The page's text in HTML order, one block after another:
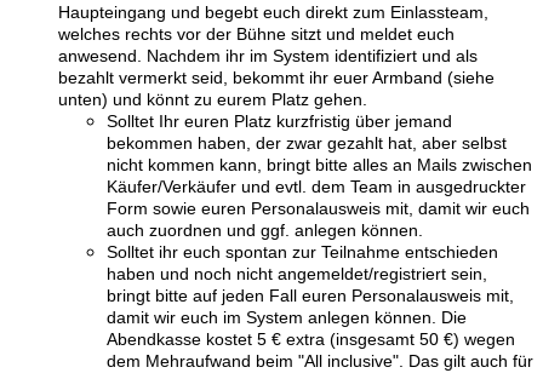
Haupteingang und begebt euch direkt zum Einlassteam,
welches rechts vor der Bühne sitzt und meldet euch
anwesend. Nachdem ihr im System identifiziert und als
bezahlt vermerkt seid, bekommt ihr euer Armband (siehe
unten) und könnt zu eurem Platz gehen.
Solltet Ihr euren Platz kurzfristig über jemand
bekommen haben, der zwar gezahlt hat, aber selbst
nicht kommen kann, bringt bitte alles an Mails zwischen
Käufer/Verkäufer und evtl. dem Team in ausgedruckter
Form sowie euren Personalausweis mit, damit wir euch
auch zuordnen und ggf. anlegen können.
Solltet ihr euch spontan zur Teilnahme entschieden
haben und noch nicht angemeldet/registriert sein,
bringt bitte auf jeden Fall euren Personalausweis mit,
damit wir euch im System anlegen können. Die
Abendkasse kostet 5 € extra (insgesamt 50 €) wegen
dem Mehraufwand beim "All inclusive". Das gilt auch für